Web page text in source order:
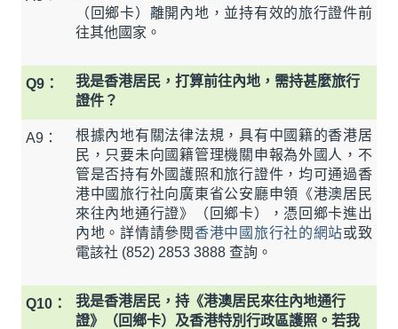
（回鄉卡）離開內地，並持有效的旅行證件前
往其他國家。
Q9：
我是香港居民，打算前往內地，需持甚麼旅行
證件？
A9：
根據內地有關法律法規，具有中國籍的香港居
民，只要未向國籍管理機關申報為外國人，不
管是否持有外國護照和旅行證件，均可通過香
港中國旅行社向廣東省公安廳申領《港澳居民
來往內地通行證》（回鄉卡），憑回鄉卡進出
內地。詳情請參閱香港中國旅行社的網站或致
電該社 (852) 2853 3888 查詢。
Q10：
我是香港居民，持《港澳居民來往內地通行
證》（回鄉卡）及香港特別行政區護照。若我